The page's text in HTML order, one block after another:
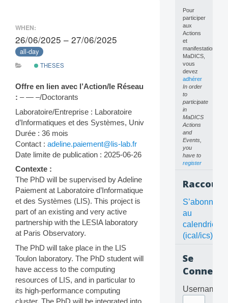
WHEN:
26/06/2025 – 27/06/2025
all-day
THESES
Offre en lien avec l’Action/le Réseau
: – — –/Doctorants
Laboratoire/Entreprise : Laboratoire
d’Informatiques et des Systèmes, Univ
Durée : 36 mois
Contact : adeline.paiement@lis-lab.fr
Date limite de publication : 2025-06-26
Contexte :
The PhD will be supervised by Adeline
Paiement at Laboratoire d’Informatique
et des Systèmes (LIS). This project is
part of an existing and very active
partnership with the LESIA laboratory
at Paris Observatory.
The PhD will take place in the LIS
Toulon laboratory. The PhD student will
have access to the computing
resources of LIS, and in particular to
its high-performance computing
cluster. The PhD will be integrated into
Pour
participer
aux
Actions
et
manifestations
MaDICS,
vous
devez
adhérer
In order
to
participate
in
MaDICS
Actions
and
Events,
you
have to
register
S’abonner
au
calendrier
(ical/ics)
Se
Username